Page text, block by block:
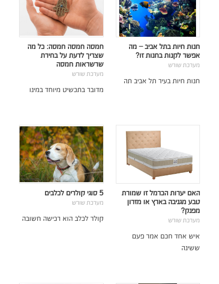
חנות חיות בתל אביב – מה
אפשר לקנות בחנות זו?
מערכת שורש
חנות חיות בעיר תל אביב תה
חמסה חמסה חמסה: כל מה
שצריך לדעת על בחירת
שרשראות חמסה
מערכת שורש
מדובר בתכשיט מיוחד במינו
האם יערות הכרמל זו שמורת
טבע מגניבה בארץ או מזרון
מפנק?
מערכת שורש
איש אחד חכם אמר פעם
ששינה
5 סוגי קולרים לכלבים
מערכת שורש
קולר לכלב הוא רכישה חשובה